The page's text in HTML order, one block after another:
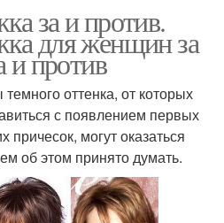
за и против.
для женщин за
и против
оттенка, от которых
с появлением первых
причесок, могут оказаться
об этом принято думать.